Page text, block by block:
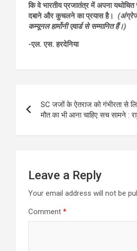
कि वे भारतीय प्रजातंत्र में अपना
दबाने और कुचलने का प्रयास है।
कम्यूनल हार्मोनी एवार्ड से सम्मानित हैं।)
-एल. एस. हरदेनिया
navigation
SC जजों के ऐतराज को गंभीरता से
मौत का भी आना चाहिए सच सामने :
Leave a Reply
Your email address will not be
Comment *